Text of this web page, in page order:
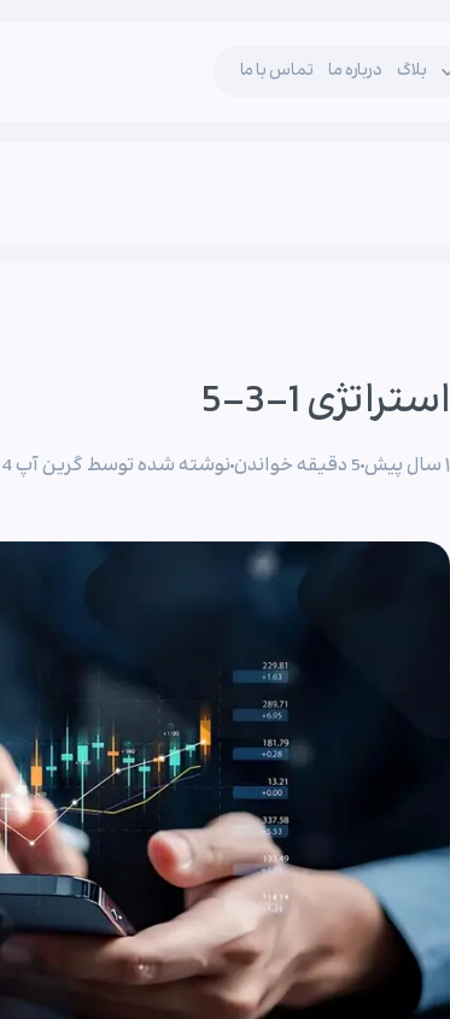
بلاگ درباره ما تماس با ما
استراتژی 1-3-5
۱ سال پیش 5 دقیقه خواندن نوشته شده توسط گرین آپ 24